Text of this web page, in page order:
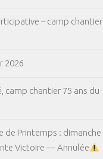
– camp chantier
2026
camp chantier 75 ans du
de Printemps : dimanche
Victoire — Annulée